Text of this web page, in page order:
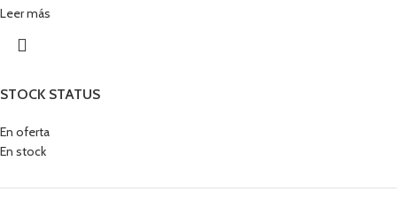
STOCK STATUS
En oferta
En stock
Leer más